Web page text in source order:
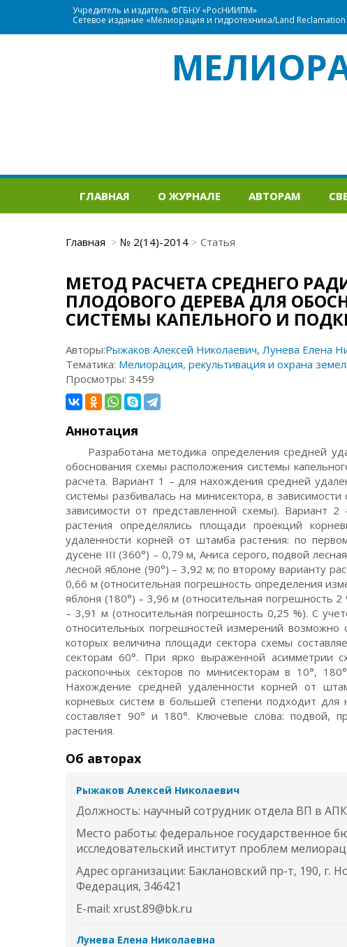
Учредитель и издатель ФГБНУ «РосНИИПМ»
Сетевое издание «Мелиорация и гидротехника/Land
ГЛАВНАЯ О ЖУРНАЛЕ АВТОРАМ
Главная № 2(14)-2014 Статья
МЕТОД РАСЧЕТА СРЕДНЕГО
ПЛОДОВОГО ДЕРЕВА ДЛЯ
СИСТЕМЫ КАПЕЛЬНОГО И
Авторы:Рыжаков Алексей Николаевич,Лунева Елена
Тематика: Мелиорация, рекультивация и охрана
Просмотры:3459
Аннотация
Разработана методика определения средней
обоснования схемы расположения системы
расчета. Вариант 1 – для нахождения средней
системы разбивалась на минисектора, в
зависимости от представленной схемы). Вариант
растения определялись площади проекций
удаленности корней от штамба растения: по
дусене III (360°) – 0,79 м, Аниса серого, подвой
лесной яблоне (90°) – 3,92 м; по второму варианту
0,66 м (относительная погрешность определения
яблоня (180°) – 3,96 м (относительная погрешность
– 3,91 м (относительная погрешность 0,25 %). С
относительных погрешностей измерений возможно
которых величина площади сектора схемы
секторам 60°. При ярко выраженной асимметрии
раскопочных секторов по минисекторам в 10°,
Нахождение средней удаленности корней от
корневых систем в большей степени подходит
составляет 90° и 180°. Ключевые слова: подвой,
растения.
Об авторах
Рыжаков Алексей Николаевич
Должность: научный сотрудник отдела ВП в АПК
Место работы: федеральное государственное
исследовательский институт проблем
Адрес организации: Баклановский пр-т, 190, г.
Федерация, 346421
E-mail: xrust.89@bk.ru
Лунева Елена Николаевна